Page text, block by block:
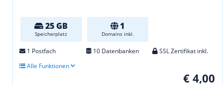
25 GB
Speicherplatz
1
Domains inkl.
1 Postfach 10 Datenbanken
SSL Zertifikat inkl.
Alle Funktionen
€ 4,00